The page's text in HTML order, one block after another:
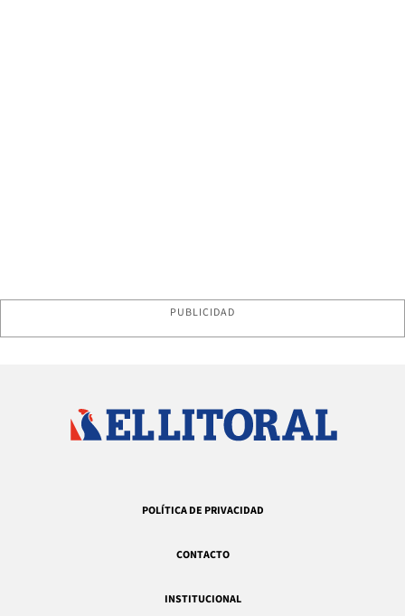
PUBLICIDAD
POLÍTICA DE PRIVACIDAD
CONTACTO
INSTITUCIONAL